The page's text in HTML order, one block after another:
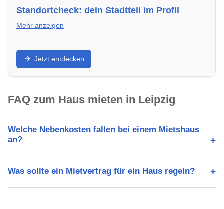
Standortcheck: dein Stadtteil im Profil
Mehr anzeigen
Wie lebt es sich in in Leipzig? Schulen, Verkehr,
Freizeit und Immobilienpreise im Überblick.
Jetzt entdecken
FAQ zum Haus mieten in Leipzig
Welche Nebenkosten fallen bei einem Mietshaus
an?
Was sollte ein Mietvertrag für ein Haus regeln?